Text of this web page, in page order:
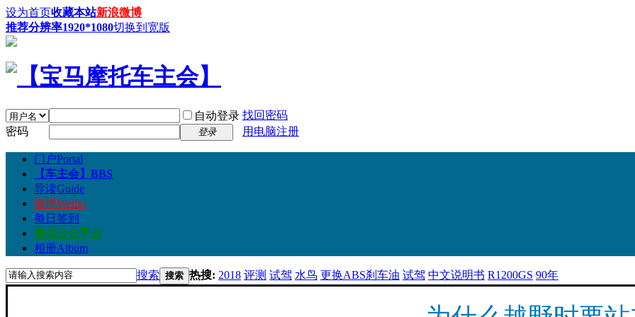
设为首页收藏本站新浪微博
推荐分辨率1920*1080切换到宽版
自动登录 找回密码
密码
登录 用电脑注册
门户Portal
【车主会】 BBS
导读Guide
微博Weibo
每日签到
微信公众平台
相册Album
搜索 搜索 热搜: 2018 评测 试驾 水鸟 更换ABS刹车油 试驾 中文说明书 R1200GS 90年